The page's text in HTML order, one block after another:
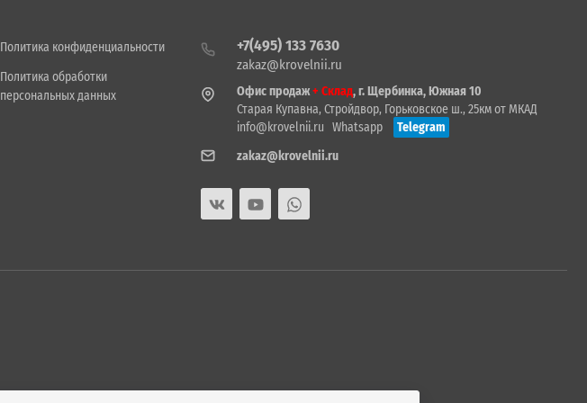
Политика конфиденциальности
Политика обработки
персональных данных
+7(495) 133 7630
zakaz@krovelnii.ru
Офис продаж+ Склад, г. Щербинка, Южная 10
Старая Купавна, Стройдвор, Горьковское ш., 25км от МКАД
info@krovelnii.ru
Whatsapp
Telegram
zakaz@krovelnii.ru